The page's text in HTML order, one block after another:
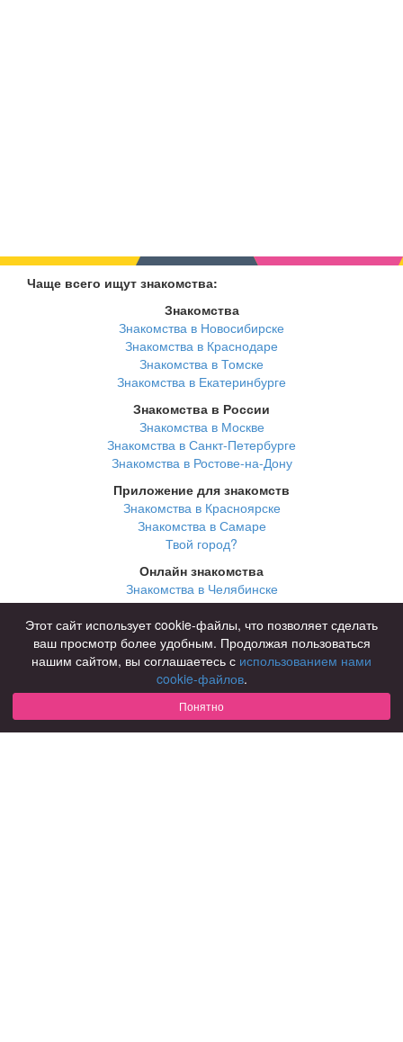
Чаще всего ищут знакомства:
Знакомства
Знакомства в Новосибирске
Знакомства в Краснодаре
Знакомства в Томске
Знакомства в Екатеринбурге
Знакомства в России
Знакомства в Москве
Знакомства в Санкт-Петербурге
Знакомства в Ростове-на-Дону
Приложение для знакомств
Знакомства в Красноярске
Знакомства в Самаре
Твой город?
Онлайн знакомства
Знакомства в Челябинске
Знакомства в Омске
Знакомства в Нижнем Новгороде
Для чего
для брака и создания семьи
для любви и с/о
для дружбы
Этот сайт использует cookie-файлы, что позволяет сделать
ваш просмотр более удобным. Продолжая пользоваться
нашим сайтом, вы соглашаетесь с использованием нами
cookie-файлов.
Понятно